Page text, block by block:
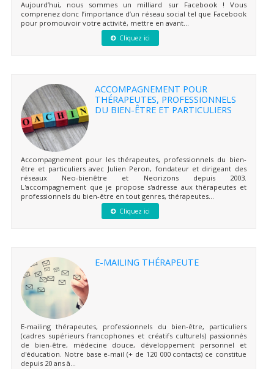
Aujourd’hui, nous sommes un milliard sur Facebook ! Vous
comprenez donc l’importance d’un réseau social tel que Facebook
pour promouvoir votre activité, mettre en avant...
Cliquez ici
ACCOMPAGNEMENT POUR
THÉRAPEUTES, PROFESSIONNELS
DU BIEN-ÊTRE ET PARTICULIERS
Accompagnement pour les thérapeutes, professionnels du bien-
être et particuliers avec Julien Peron, fondateur et dirigeant des
réseaux Neo-bienêtre et Neorizons depuis 2003.
L'accompagnement que je propose s'adresse aux thérapeutes et
professionnels du bien-être en tout genres, thérapeutes...
Cliquez ici
E-MAILING THÉRAPEUTE
E-mailing thérapeutes, professionnels du bien-être, particuliers
(cadres supérieurs francophones et créatifs culturels) passionnés
de bien-être, médecine douce, développement personnel et
d'éducation. Notre base e-mail (+ de 120 000 contacts) ce constitue
depuis 20 ans à...